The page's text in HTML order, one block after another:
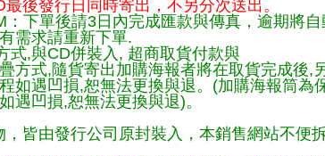
後發行日同時寄出，不另分次送出。
：下單後請3日內完成匯款與傳真，逾期將
需求請重新下單.
式,與CD併裝入, 超商取貨付款與
方式,隨貨寄出加購海報者將在取貨完成後,
如遇凹損,恕無法更換與退。(加購海報筒為
遇凹損,恕無法更換與退)。
皆由發行公司原封裝入，本銷售網站不便